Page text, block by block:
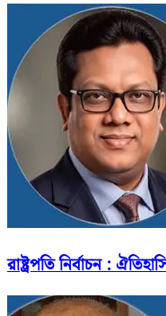
রাষ্ট্রপতি নির্বাচন :